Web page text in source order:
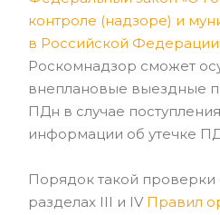
контроле (надзоре) и
в Российской
Роскомнадзор сможет
внеплановые выездные
ПДн в случае
информации об утечке
Порядок такой
разделах III и IV Правил